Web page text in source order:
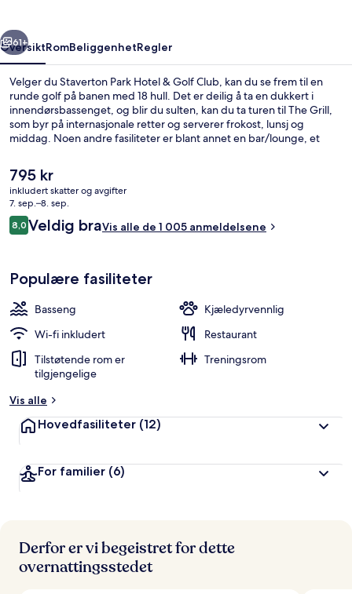
Neste
61+
OversiktRomBeliggenhetRegler
Velger du Staverton Park Hotel & Golf Club, kan du se frem til en
runde golf på banen med 18 hull. Det er deilig å ta en dukkert i
innendørsbassenget, og blir du sulten, kan du ta turen til The Grill,
som byr på internasjonale retter og serverer frokost, lunsj og
middag. Noen andre fasiliteter er blant annet en bar/lounge, et
vennlige betjeningen.
Den
nåværende
prisen
er
795 kr
795 kr
inkludert skatter og avgifter
7. sep.–8. sep.
Anmeldelser
8,08,0 av 10 –
Veldig braVis alle de 1 005 anmeldelsene
Populære fasiliteter
Basseng
Kjæledyrvennlig
Wi-fi inkludert
Restaurant
Tilstøtende rom er
tilgjengelige
Treningsrom
Vis alle
Hovedfasiliteter (12)
For familier (6)
Derfor er vi begeistret for dette
overnattingsstedet